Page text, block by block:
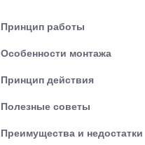
Принцип работы
Особенности монтажа
Принцип действия
Полезные советы
Преимущества и недостатки